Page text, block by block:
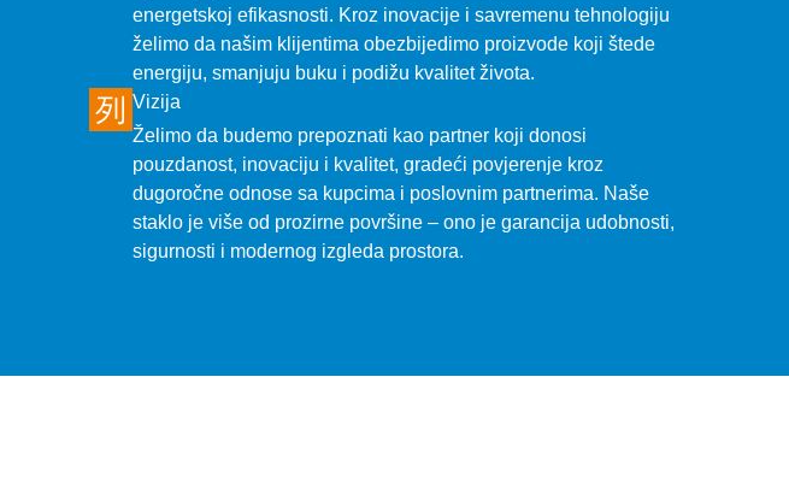
energetskoj efikasnosti. Kroz inovacije i savremenu tehnologiju
želimo da našim klijentima obezbijedimo proizvode koji štede
energiju, smanjuju buku i podižu kvalitet života.
Vizija
Želimo da budemo prepoznati kao partner koji donosi
pouzdanost, inovaciju i kvalitet, gradeći povjerenje kroz
dugoročne odnose sa kupcima i poslovnim partnerima. Naše
staklo je više od prozirne površine – ono je garancija udobnosti,
sigurnosti i modernog izgleda prostora.